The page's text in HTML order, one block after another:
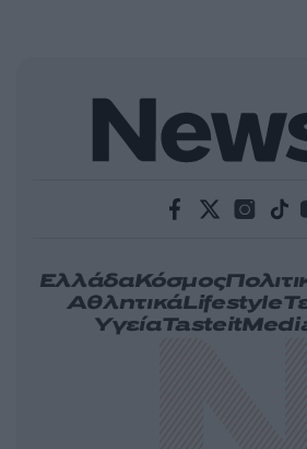
ΕλλάδαΚόσμος
ΑθλητικάLifestyle
ΥγείαTasteit